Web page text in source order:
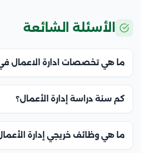
الأسئلة الشائعة
ما هي تخصصات ادارة الاعمال
كم سنة دراسة إدارة الأعمال؟
ما هي وظائف خريجي إدارة